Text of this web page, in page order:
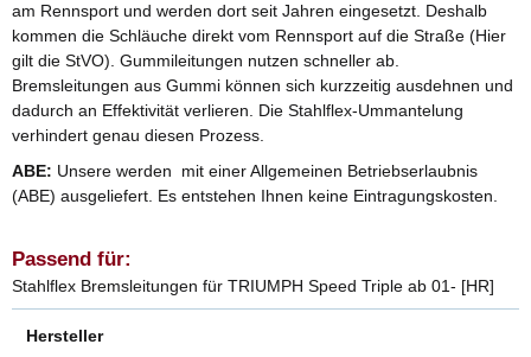
am Rennsport und werden dort seit Jahren eingesetzt. Deshalb
kommen die Schläuche direkt vom Rennsport auf die Straße (Hier
gilt die StVO). Gummileitungen nutzen schneller ab.
Bremsleitungen aus Gummi können sich kurzzeitig ausdehnen und
dadurch an Effektivität verlieren. Die Stahlflex-Ummantelung
verhindert genau diesen Prozess.
ABE: Unsere werden mit einer Allgemeinen Betriebserlaubnis
(ABE) ausgeliefert. Es entstehen Ihnen keine Eintragungskosten.
Passend für:
Stahlflex Bremsleitungen für TRIUMPH Speed Triple ab 01- [HR]
Hersteller